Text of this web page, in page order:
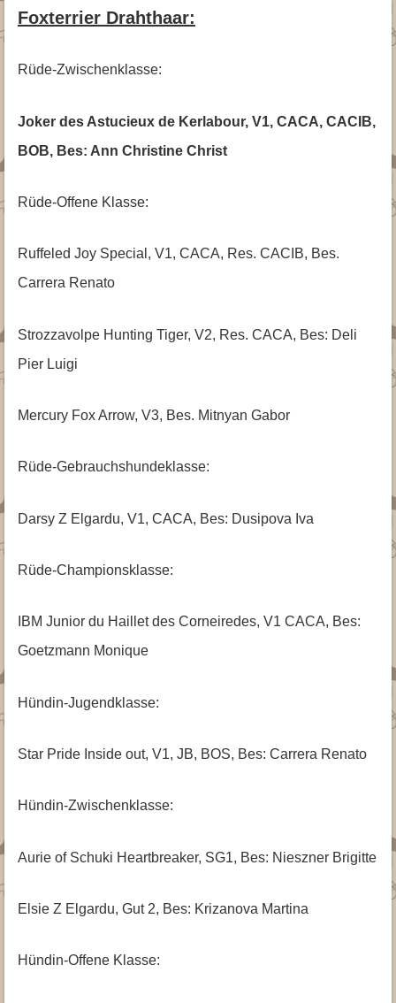
Foxterrier Drahthaar:
Rüde-Zwischenklasse:
Joker des Astucieux de Kerlabour, V1, CACA, CACIB,
BOB, Bes: Ann Christine Christ
Rüde-Offene Klasse:
Ruffeled Joy Special, V1, CACA, Res. CACIB, Bes.
Carrera Renato
Strozzavolpe Hunting Tiger, V2, Res. CACA, Bes: Deli
Pier Luigi
Mercury Fox Arrow, V3, Bes. Mitnyan Gabor
Rüde-Gebrauchshundeklasse:
Darsy Z Elgardu, V1, CACA, Bes: Dusipova Iva
Rüde-Championsklasse:
IBM Junior du Haillet des Corneiredes, V1 CACA, Bes:
Goetzmann Monique
Hündin-Jugendklasse:
Star Pride Inside out, V1, JB, BOS, Bes: Carrera Renato
Hündin-Zwischenklasse:
Aurie of Schuki Heartbreaker, SG1, Bes: Nieszner Brigitte
Elsie Z Elgardu, Gut 2, Bes: Krizanova Martina
Hündin-Offene Klasse: